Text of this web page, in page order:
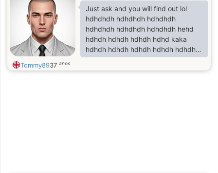
Just ask and you will find out lol
hdhdhdh hdhdhdh hdhdhdh
hdhdhdh hdhdhdh hdhdhdh hehd
hdhdh hdhdh hdhdh hdhd kaka
hdhdh hdhdh hdhdh hdhdh hdhdh
hdhdh hdhdh hdhdh hdhdh hdhdh
hdhdh hdhdh f hdhdh hdhdhdh
Tommy8937 anos